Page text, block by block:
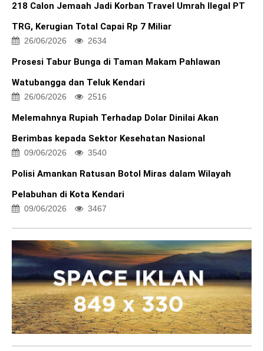
218 Calon Jemaah Jadi Korban Travel Umrah Ilegal PT
TRG, Kerugian Total Capai Rp 7 Miliar
26/06/2026 2634
Prosesi Tabur Bunga di Taman Makam Pahlawan
Watubangga dan Teluk Kendari
26/06/2026 2516
Melemahnya Rupiah Terhadap Dolar Dinilai Akan
Berimbas kepada Sektor Kesehatan Nasional
09/06/2026 3540
Polisi Amankan Ratusan Botol Miras dalam Wilayah
Pelabuhan di Kota Kendari
09/06/2026 3467